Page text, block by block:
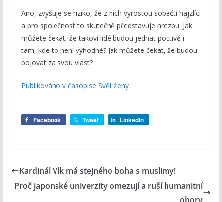
Ano, zvyšuje se riziko, že z nich vyrostou sobečtí hajzlíci
a pro společnost to skutečně představuje hrozbu. Jak
můžete čekat, že takoví lidé budou jednat poctivě i
tam, kde to není výhodné? Jak můžete čekat, že budou
bojovat za svou vlast?
Publikováno v časopise Svět ženy
Facebook Tweet LinkedIn
Kardinál Vlk má stejného boha s muslimy!
Proč japonské univerzity omezují a ruší humanitní
obory